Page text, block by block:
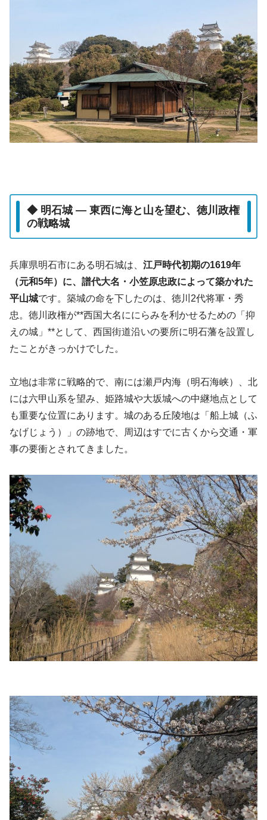
◆ 明石城 ― 東西に海と山を望む、徳川政権
の戦略城
兵庫県明石市にある明石城は、 江戸時代初期の1619年
（元和5年）に、譜代大名・小笠原忠政によって築かれた
平山城です。築城の命を下したのは、徳川2代将軍・秀
忠。徳川政権が**西国大名ににらみを利かせるための「抑
えの城」**として、西国街道沿いの要所に明石藩を設置し
たことがきっかけでした。
立地は非常に戦略的で、南には瀬戸内海（明石海峡）、北
には六甲山系を望み、姫路城や大坂城への中継地点として
も重要な位置にあります。城のある丘陵地は「船上城（ふ
なげじょう）」の跡地で、周辺はすでに古くから交通・軍
事の要衝とされてきました。